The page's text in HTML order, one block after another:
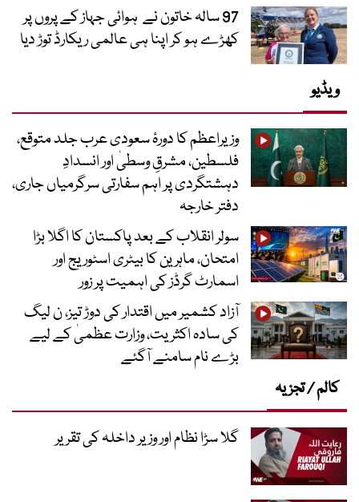
97 سالہ خاتون نے ہوائی جہاز کے پروں پر
کھڑے ہو کر اپنا ہی عالمی ریکارڈ توڑ دیا
ویڈیو
وزیراعظم کا دورۂ سعودی عرب جلد متوقع،
فلسطین، مشرقِ وسطیٰ اور انسدادِ
دہشتگردی پر اہم سفارتی سرگرمیاں جاری،
دفتر خارجہ
سولر انقلاب کے بعد پاکستان کا اگلا بڑا
امتحان، ماہرین کا بیٹری اسٹوریج اور
اسمارٹ گرڈز کی اہمیت پر زور
آزاد کشمیر میں اقتدار کی دوڑ تیز، ن لیگ
کی سادہ اکثریت، وزارت عظمیٰ کے لیے
بڑے نام سامنے آگئے
کالم / تجزیہ
گلا سڑا نظام اور وزیر داخلہ کی تقریر